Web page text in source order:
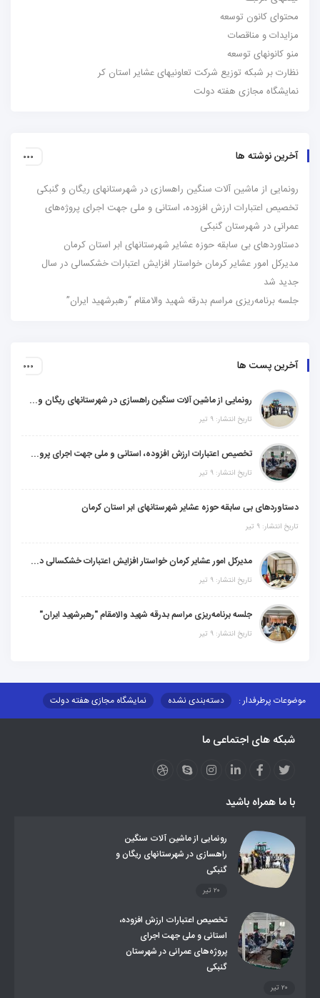
محتوای کانون توسعه
مزایدات و مناقصات
منو کانونهای توسعه
نظارت بر شبکه توزیع شرکت تعاونیهای عشایر استان کر
نمایشگاه مجازی هفته دولت
آخرین نوشته ها
رونمایی از ماشین آلات سنگین راهسازی در شهرستانهای ریگان و گنبکی
تخصیص اعتبارات ارزش افزوده، استانی و ملی جهت اجرای پروژه‌های
عمرانی در شهرستان گنبکی
دستاوردهای بی سابقه حوزه عشایر شهرستانهای ابر استان کرمان
مدیرکل امور عشایر کرمان خواستار افزایش اعتبارات خشکسالی در سال
جدید شد
جلسه برنامه‌ریزی مراسم بدرقه شهید والامقام “رهبرشهید ایران”
آخرین پست ها
رونمایی از ماشین آلات سنگین راهسازی در شهرستانهای ریگان و گنبکی
تاریخ انتشار: ۹ تیر
تخصیص اعتبارات ارزش افزوده، استانی و ملی جهت اجرای پروژه‌های عمرانی در شهرستان گنبکی
تاریخ انتشار: ۹ تیر
دستاوردهای بی سابقه حوزه عشایر شهرستانهای ابر استان کرمان
تاریخ انتشار: ۹ تیر
مدیرکل امور عشایر کرمان خواستار افزایش اعتبارات خشکسالی در سال جدید شد
تاریخ انتشار: ۹ تیر
جلسه برنامه‌ریزی مراسم بدرقه شهید والامقام "رهبرشهید ایران"
تاریخ انتشار: ۹ تیر
موضوعات پرطرفدار : دسته‌بندی نشده
نمایشگاه مجازی هفته دولت
مزایدات و مناقصات
محتوای کانون توسعه
عملکردها
عشایر استان
طرح و برنامه
روند ساماندهی عشایر داوطلب اسکان
تشکیلات اداری
شبکه های اجتماعی ما
با ما همراه باشید
رونمایی از ماشین آلات سنگین
راهسازی در شهرستانهای ریگان و
گنبکی
۲۰ تیر
تخصیص اعتبارات ارزش افزوده،
استانی و ملی جهت اجرای
پروژه‌های عمرانی در شهرستان
گنبکی
۲۰ تیر